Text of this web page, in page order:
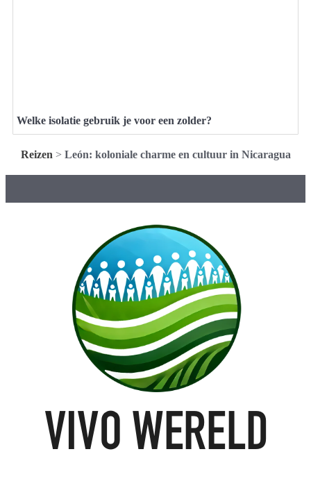
Welke isolatie gebruik je voor een zolder?
Reizen > León: koloniale charme en cultuur in Nicaragua